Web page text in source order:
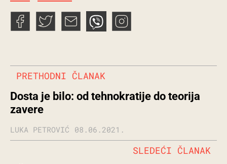
PRETHODNI ČLANAK
Dosta je bilo: od tehnokratije do teorija
zavere
LUKA PETROVIĆ 08.06.2021.
SLEDEĆI ČLANAK